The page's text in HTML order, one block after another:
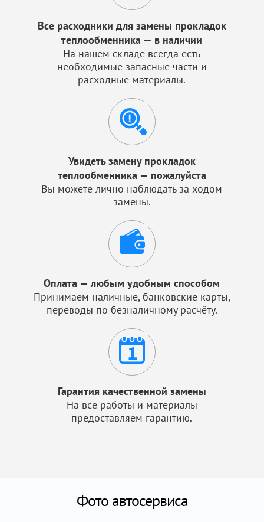
Все расходники для замены прокладок
теплообменника — в наличии
На нашем складе всегда есть
необходимые запасные части и
расходные материалы.
Увидеть замену прокладок
теплообменника — пожалуйста
Вы можете лично наблюдать за ходом
замены.
Оплата — любым удобным способом
Принимаем наличные, банковские карты,
переводы по безналичному расчёту.
Гарантия качественной замены
На все работы и материалы
предоставляем гарантию.
Фото автосервиса